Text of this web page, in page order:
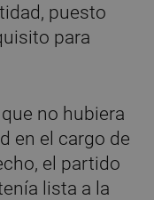
puesto
para
no hubiera
en el cargo de
el partido
lista a la